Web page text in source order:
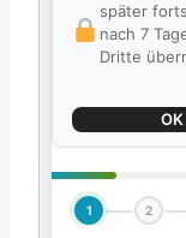
später
nach 7
Dritte
OK
1 2